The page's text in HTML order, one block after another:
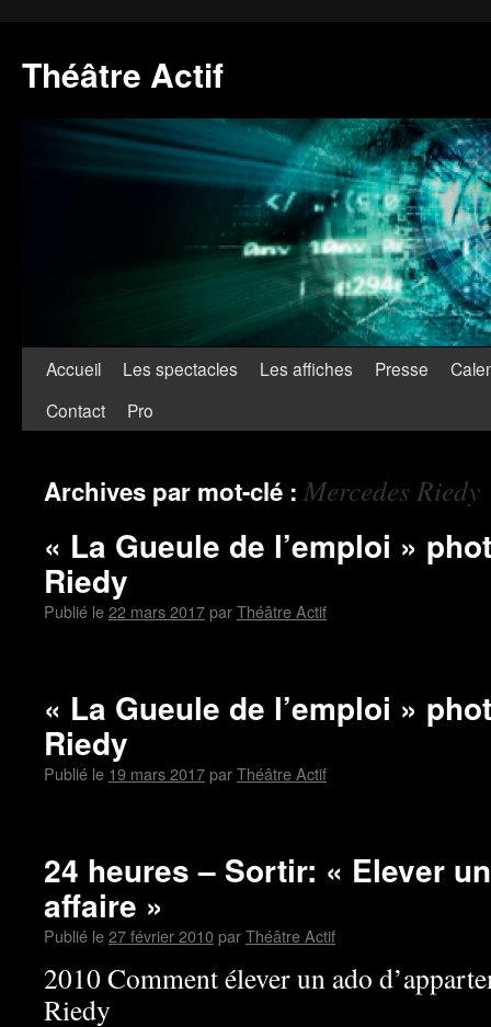
Théâtre Actif
Accueil Les spectacles Les affiches Presse
Contact
Pro
Archives par mot-clé : Mercedes Riedy
« La Gueule de l’emploi »
Riedy
Publié le22 mars 2017parThéâtre Actif
« La Gueule de l’emploi »
Riedy
Publié le 19 mars 2017parThéâtre Actif
24 heures – Sortir: « Elever
affaire »
Publié le27 février 2010parThéâtre Actif
2010 Comment élever un ado
Riedy